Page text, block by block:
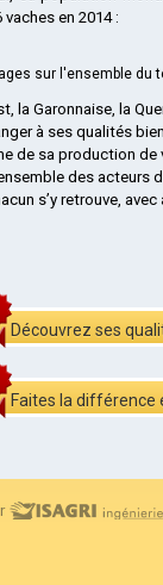
en 2014 :
sur l'ensemble du
la Garonnaise, la
à ses qualités
de sa production de
des acteurs
s’y retrouve,
Découvrez ses
Faites la différence